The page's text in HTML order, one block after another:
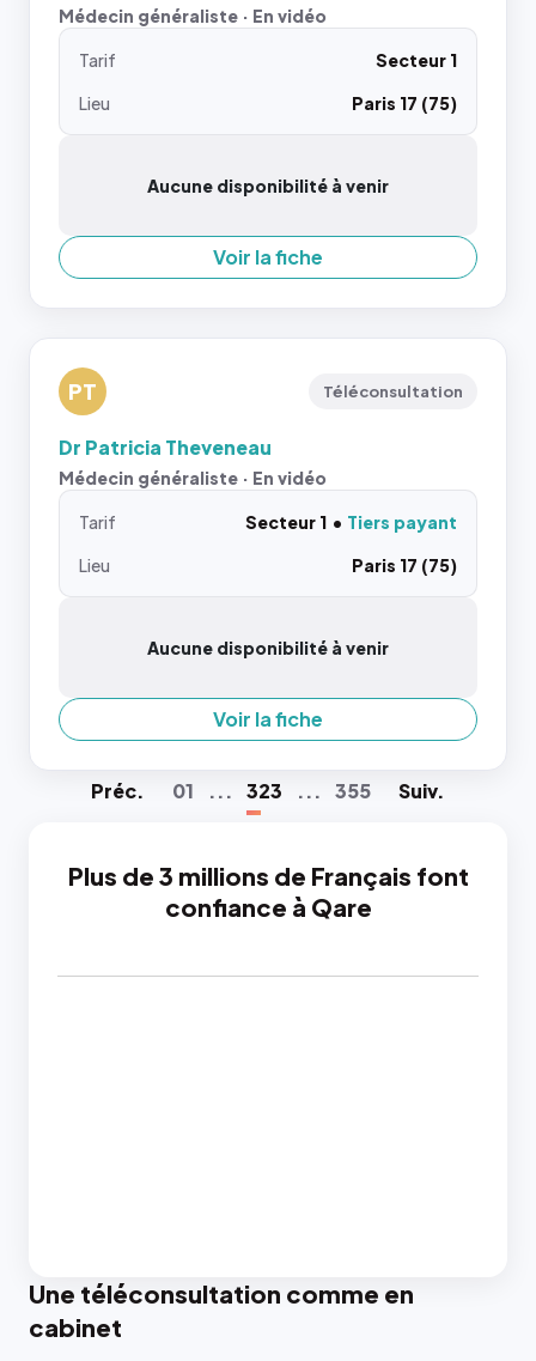
Médecin généraliste · En vidéo
Tarif
Secteur 1
Lieu
Paris 17 (75)
Aucune disponibilité à venir
Voir la fiche
PT Téléconsultation
Dr Patricia Theveneau
Médecin généraliste · En vidéo
Tarif Secteur 1
Tiers payant
Lieu
Paris 17 (75)
Aucune disponibilité à venir
Voir la fiche
Préc. 01 ... 323 ... 355 Suiv.
Plus de 3 millions de Français font
confiance à Qare
Une téléconsultation comme en
cabinet